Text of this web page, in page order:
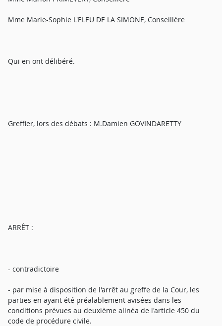
Mme Marie-Sophie L'ELEU DE LA SIMONE, Conseillère
Qui en ont délibéré.
Greffier, lors des débats : M.Damien GOVINDARETTY
ARRÊT :
- contradictoire
- par mise à disposition de l'arrêt au greffe de la Cour, les
parties en ayant été préalablement avisées dans les
conditions prévues au deuxième alinéa de l'article 450 du
code de procédure civile.